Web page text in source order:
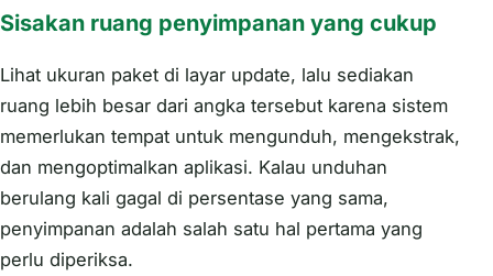
Sisakan ruang penyimpanan yang cukup
Lihat ukuran paket di layar update, lalu sediakan
ruang lebih besar dari angka tersebut karena sistem
memerlukan tempat untuk mengunduh, mengekstrak,
dan mengoptimalkan aplikasi. Kalau unduhan
berulang kali gagal di persentase yang sama,
penyimpanan adalah salah satu hal pertama yang
perlu diperiksa.